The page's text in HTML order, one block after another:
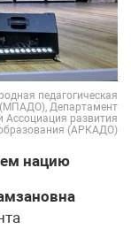
педагогическая
Департамент
Ассоциация развития
(АРКАДО)
нацию